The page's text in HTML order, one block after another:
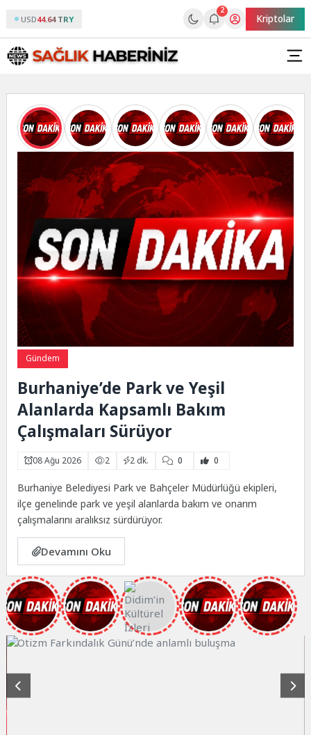
USD44.64 TRY
2
Kriptolar
Gündem
Burhaniye’de Park ve Yeşil
Alanlarda Kapsamlı Bakım
Çalışmaları Sürüyor
08 Ağu 2026 2 2 dk. 0 0
Burhaniye Belediyesi Park ve Bahçeler Müdürlüğü ekipleri,
ilçe genelinde park ve yeşil alanlarda bakım ve onarım
çalışmalarını aralıksız sürdürüyor.
Devamını Oku